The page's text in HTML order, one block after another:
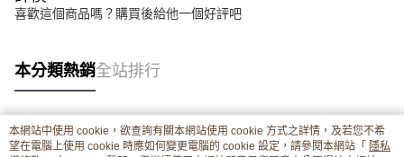
喜歡這個商品嗎？購買後給他一個好評吧
本分類熱銷全站排行
熱門標籤
本網站中使用 cookie，欲查詢有關本網站使用 cookie 方式之詳情，及若您不希
望在電腦上使用 cookie 時應如何變更電腦的 cookie 設定，請參閱本網站「 隱私